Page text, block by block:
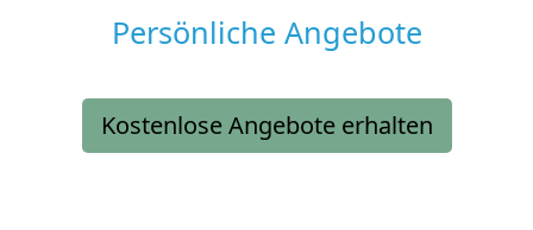
Persönliche Angebote
Kostenlose Angebote erhalten